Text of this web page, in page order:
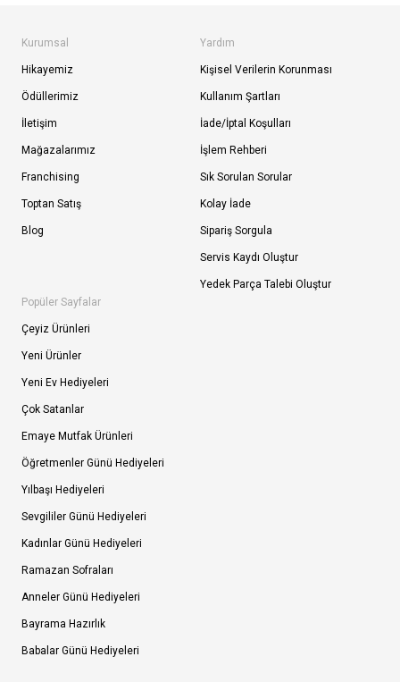
Kurumsal
Hikayemiz
Ödüllerimiz
İletişim
Mağazalarımız
Franchising
Toptan Satış
Blog
Yardım
Kişisel Verilerin Korunması
Kullanım Şartları
İade/İptal Koşulları
İşlem Rehberi
Sık Sorulan Sorular
Kolay İade
Sipariş Sorgula
Servis Kaydı Oluştur
Yedek Parça Talebi Oluştur
Popüler Sayfalar
Çeyiz Ürünleri
Yeni Ürünler
Yeni Ev Hediyeleri
Çok Satanlar
Emaye Mutfak Ürünleri
Öğretmenler Günü Hediyeleri
Yılbaşı Hediyeleri
Sevgililer Günü Hediyeleri
Kadınlar Günü Hediyeleri
Ramazan Sofraları
Anneler Günü Hediyeleri
Bayrama Hazırlık
Babalar Günü Hediyeleri